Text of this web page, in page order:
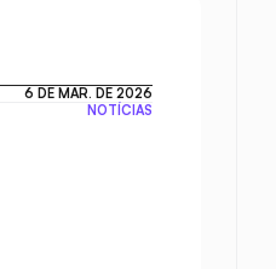
6 DE MAR. DE 2026
NOTÍCIAS